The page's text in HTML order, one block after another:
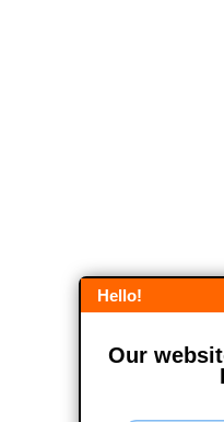
Hello!
Our